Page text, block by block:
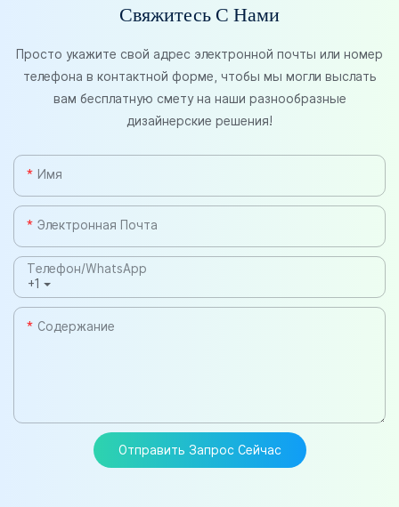
Свяжитесь С Нами
Просто укажите свой адрес электронной почты или номер
телефона в контактной форме, чтобы мы могли выслать
вам бесплатную смету на наши разнообразные
дизайнерские решения!
Имя
Электронная Почта
+1
Телефон/WhatsApp
Содержание
Отправить Запрос Сейчас